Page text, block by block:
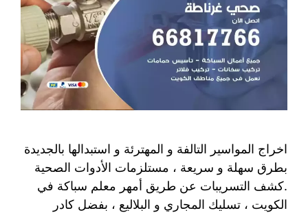
اخراج المواسير التالفة و المهترئة و استبدالها بالجديدة
بطرق سهلة و سريعة ، مستلزمات الأدوات الصحية
.كشف التسريبات عن طريق أمهر معلم سباكة في
الكويت ، تسليك المجاري و البلاليع ، بفضل كادر